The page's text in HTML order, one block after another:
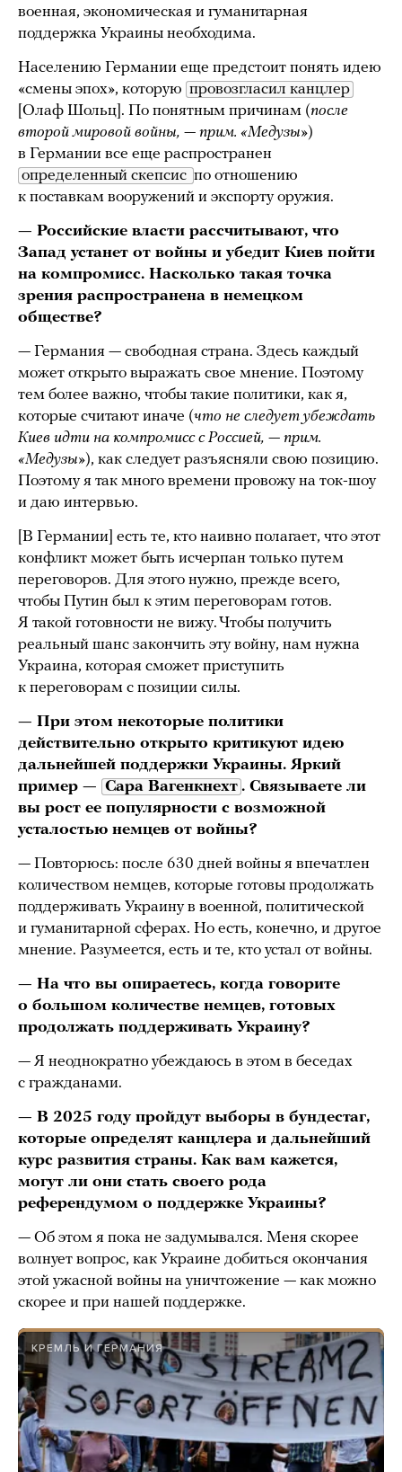
военная, экономическая и гуманитарная
поддержка Украины необходима.
Населению Германии еще предстоит понять идею
«смены эпох», которую провозгласил канцлер
[Олаф Шольц]. По понятным причинам (после
второй мировой войны, — прим. «Медузы»)
в Германии все еще распространен
определенный скепсис по отношению
к поставкам вооружений и экспорту оружия.
— Российские власти рассчитывают, что
Запад устанет от войны и убедит Киев пойти
на компромисс. Насколько такая точка
зрения распространена в немецком
обществе?
— Германия — свободная страна. Здесь каждый
может открыто выражать свое мнение. Поэтому
тем более важно, чтобы такие политики, как я,
которые считают иначе (что не следует убеждать
Киев идти на компромисс с Россией, — прим.
«Медузы»), как следует разъясняли свою позицию.
Поэтому я так много времени провожу на ток-шоу
и даю интервью.
[В Германии] есть те, кто наивно полагает, что этот
конфликт может быть исчерпан только путем
переговоров. Для этого нужно, прежде всего,
чтобы Путин был к этим переговорам готов.
Я такой готовности не вижу. Чтобы получить
реальный шанс закончить эту войну, нам нужна
Украина, которая сможет приступить
к переговорам с позиции силы.
— При этом некоторые политики
действительно открыто критикуют идею
дальнейшей поддержки Украины. Яркий
пример — Сара Вагенкнехт . Связываете ли
вы рост ее популярности с возможной
усталостью немцев от войны?
— Повторюсь: после 630 дней войны я впечатлен
количеством немцев, которые готовы продолжать
поддерживать Украину в военной, политической
и гуманитарной сферах. Но есть, конечно, и другое
мнение. Разумеется, есть и те, кто устал от войны.
— На что вы опираетесь, когда говорите
о большом количестве немцев, готовых
продолжать поддерживать Украину?
— Я неоднократно убеждаюсь в этом в беседах
с гражданами.
— В 2025 году пройдут выборы в бундестаг,
которые определят канцлера и дальнейший
курс развития страны. Как вам кажется,
могут ли они стать своего рода
референдумом о поддержке Украины?
— Об этом я пока не задумывался. Меня скорее
волнует вопрос, как Украине добиться окончания
этой ужасной войны на уничтожение — как можно
скорее и при нашей поддержке.
КРЕМЛЬ И ГЕРМАНИЯ